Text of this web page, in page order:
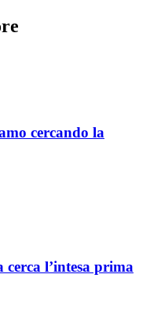
cercando la
cerca l’intesa prima